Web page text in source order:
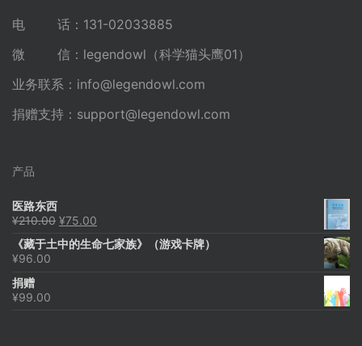
电 话：131-02033885
微 信：legendowl（科学猫头鹰01）
业务联系： info@legendowl.com
捐赠支持： support@legendowl.com
产品
医路东西
¥210.00 原
为：
¥75.00
价
《藏于土中的生命七家族》（游戏卡牌）
¥96.00
捐赠
¥99.00